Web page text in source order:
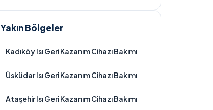
Yakın Bölgeler
Kadıköy Isı Geri Kazanım Cihazı Bakımı
Üsküdar Isı Geri Kazanım Cihazı Bakımı
Ataşehir Isı Geri Kazanım Cihazı Bakımı